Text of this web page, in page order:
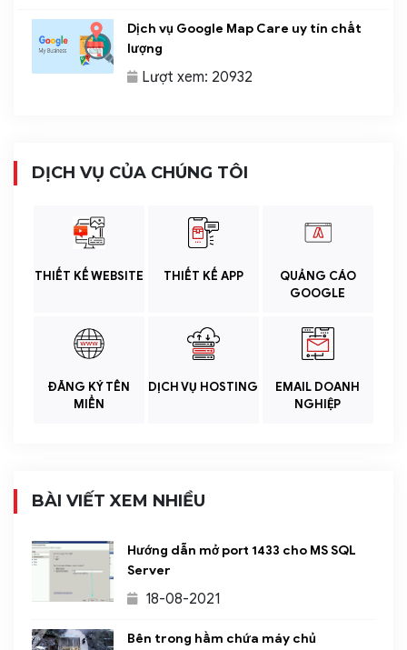
Dịch vụ Google Map Care uy tín chất
lượng
Lượt xem: 20932
DỊCH VỤ CỦA CHÚNG TÔI
THIẾT KẾ WEBSITE THIẾT KẾ APP
QUẢNG CÁO
GOOGLE
ĐĂNG KÝ TÊN
MIỀN
DỊCH VỤ HOSTING
EMAIL DOANH
NGHIỆP
BÀI VIẾT XEM NHIỀU
Hướng dẫn mở port 1433 cho MS SQL
Server
18-08-2021
Bên trong hầm chứa máy chủ